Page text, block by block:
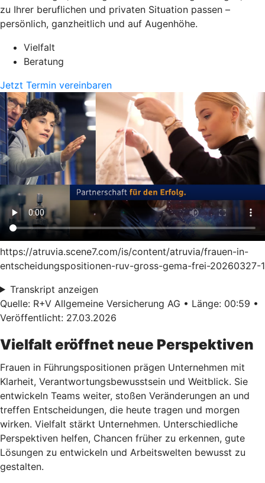
zu Ihrer beruflichen und privaten Situation passen –
persönlich, ganzheitlich und auf Augenhöhe.
Vielfalt
Beratung
Jetzt Termin vereinbaren
https://atruvia.scene7.com/is/content/atruvia/frauen-in-
entscheidungspositionen-ruv-gross-gema-frei-20260327-1
Transkript anzeigen
Quelle: R+V Allgemeine Versicherung AG • Länge: 00:59 •
Veröffentlicht: 27.03.2026
Vielfalt eröffnet neue Perspektiven
Frauen in Führungspositionen prägen Unternehmen mit
Klarheit, Verantwortungsbewusstsein und Weitblick. Sie
entwickeln Teams weiter, stoßen Veränderungen an und
treffen Entscheidungen, die heute tragen und morgen
wirken. Vielfalt stärkt Unternehmen. Unterschiedliche
Perspektiven helfen, Chancen früher zu erkennen, gute
Lösungen zu entwickeln und Arbeitswelten bewusst zu
gestalten.